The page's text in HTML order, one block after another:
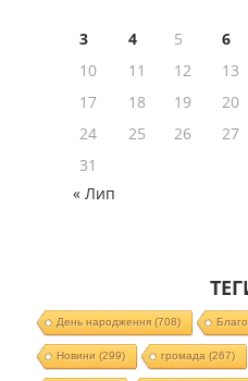
3
4 5 6
10
11 12 13
17
18 19 20
24
25 26 27
31
« Лип
День народження(708)
Новини (299) громада (267)